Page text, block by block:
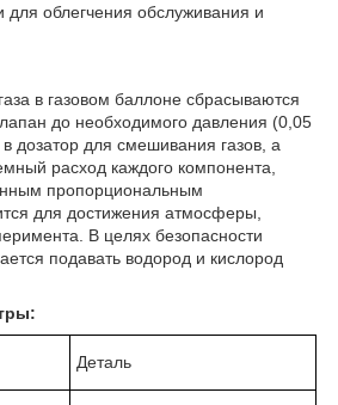
облегчения обслуживания и
в газовом баллоне сбрасываются
до необходимого давления (0,05
дозатор для смешивания газов, а
расход каждого компонента,
пропорциональным
для достижения атмосферы,
В целях безопасности
подавать водород и кислород
Деталь